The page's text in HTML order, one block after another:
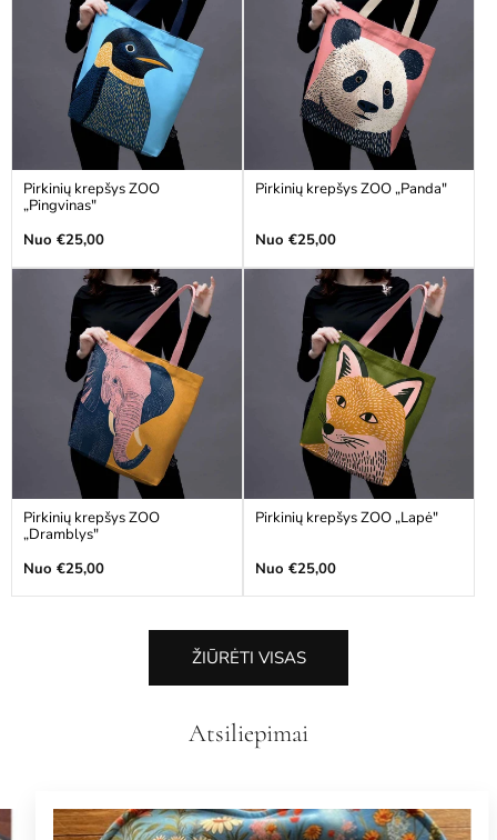
Pirkinių krepšys ZOO
„Pingvinas"
Įprasta
Nuo €25,00
Pirkinių krepšys ZOO „Panda"
Įprasta
Nuo €25,00
Pirkinių krepšys ZOO
„Dramblys"
Įprasta
Nuo €25,00
Pirkinių krepšys ZOO „Lapė"
Įprasta
Nuo €25,00
ŽIŪRĖTI VISAS
Atsiliepimai